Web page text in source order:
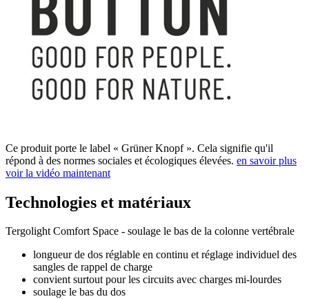
Ce produit porte le label « Grüner Knopf ». Cela signifie qu'il
répond à des normes sociales et écologiques élevées. en savoir plus
voir la vidéo maintenant
Technologies et matériaux
Tergolight Comfort Space - soulage le bas de la colonne vertébrale
longueur de dos réglable en continu et réglage individuel des
sangles de rappel de charge
convient surtout pour les circuits avec charges mi-lourdes
soulage le bas du dos